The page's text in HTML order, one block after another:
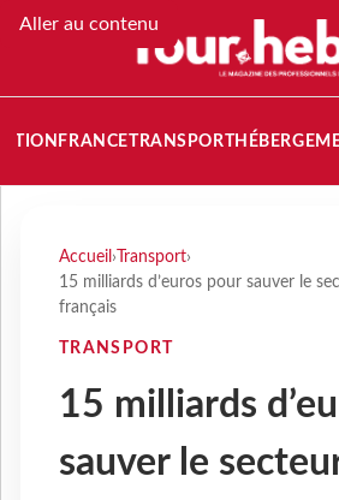
Aller au contenu
FRANCETRANSPORT
Accueil › Transport›
15 milliards d’euros pour sauver le
français
TRANSPORT
15 milliards
sauver le